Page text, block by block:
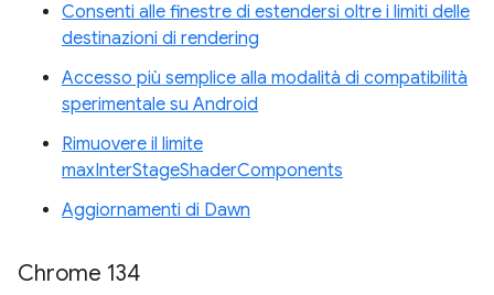
Consenti alle finestre di estendersi oltre i limiti delle
destinazioni di rendering
Accesso più semplice alla modalità di compatibilità
sperimentale su Android
Rimuovere il limite
maxInterStageShaderComponents
Aggiornamenti di Dawn
Chrome 134